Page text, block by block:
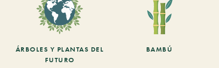
ÁRBOLES Y PLANTAS DEL
FUTURO
BAMBÚ